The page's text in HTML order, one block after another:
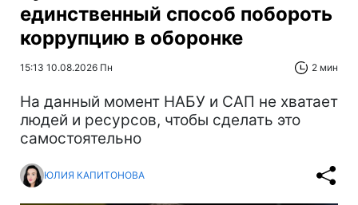
единственный способ побороть
коррупцию в оборонке
15:13 10.08.2026 Пн 2 мин
На данный момент НАБУ и САП не хватает
людей и ресурсов, чтобы сделать это
самостоятельно
ЮЛИЯ КАПИТОНОВА